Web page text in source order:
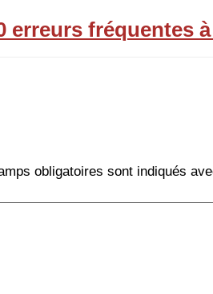
erreurs fréquentes
obligatoires sont indiqués